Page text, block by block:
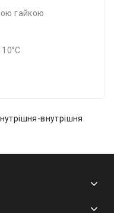
гайкою
внутрішня